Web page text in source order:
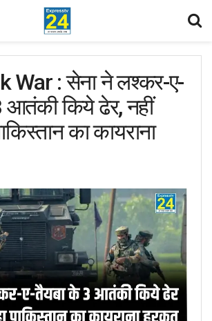
War : सेना ने लश्कर-ए-
किये ढेर, नहीं
का कायराना